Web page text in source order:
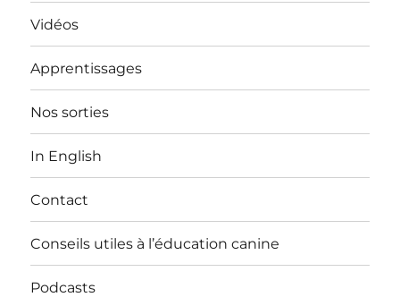
Vidéos
Apprentissages
Nos sorties
In English
Contact
Conseils utiles à l’éducation canine
Podcasts